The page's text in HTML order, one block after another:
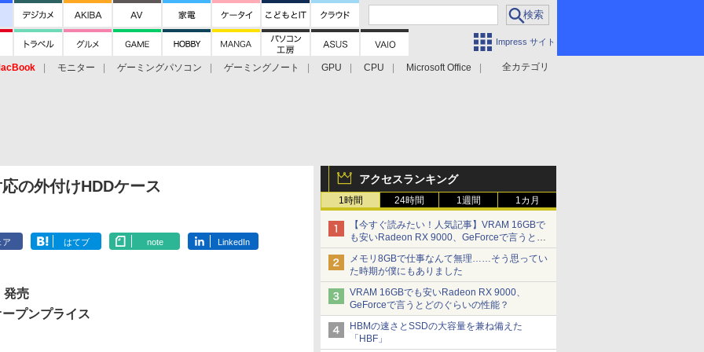
Impress サイト
全カテゴリ
モニター ゲーミングパソコン ゲーミングノート GPU CPU Microsoft Office
アクセスランキング
1時間 24時間 1週間 1カ月
【今すぐ読みたい！人気記事】VRAM 16GBで
も安いRadeon RX 9000、GeForceで言うとど
のぐらいの性能？ - PC Watch
メモリ8GBで仕事なんて無理……そう思ってい
た時期が僕にもありました
VRAM 16GBでも安いRadeon RX 9000、
GeForceで言うとどのぐらいの性能？
HBMの速さとSSDの大容量を兼ね備えた
「HBF」
の外付けHDDケース
ア はてブ note LinkedIn
売
プンプライス